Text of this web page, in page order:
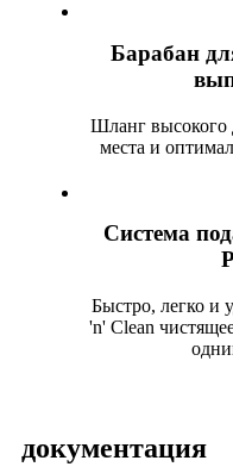
Барабан
Шланг высокого
места и
Система
Быстро, легко и
'n' Clean
документация